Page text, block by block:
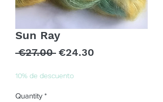
Sun Ray
€27.00 Regular
€24.30
10% de descuento
Quantity *